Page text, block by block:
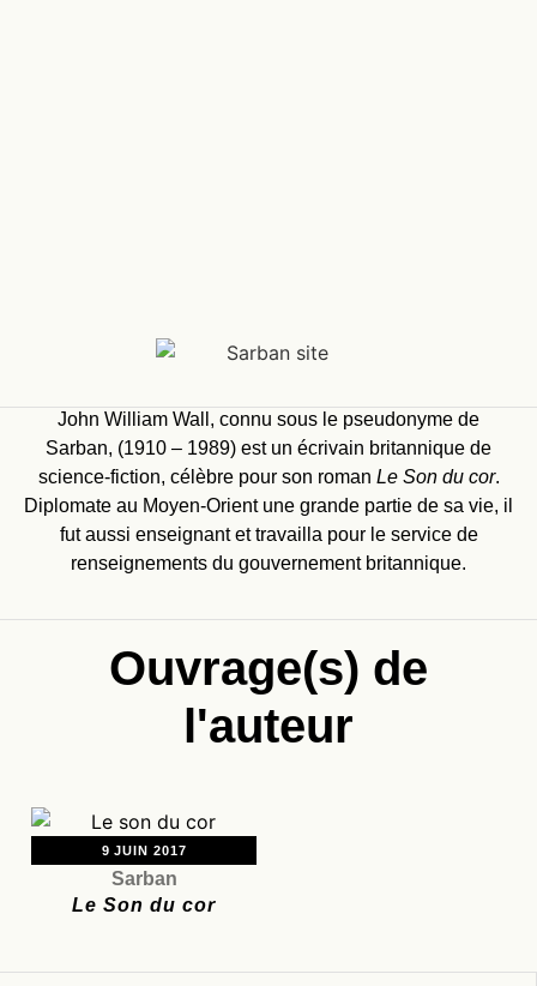
John William Wall, connu sous le pseudonyme de
Sarban, (1910 – 1989) est un écrivain britannique de
science-fiction, célèbre pour son roman Le Son du cor.
Diplomate au Moyen-Orient une grande partie de sa vie, il
fut aussi enseignant et travailla pour le service de
renseignements du gouvernement britannique.
Ouvrage(s) de
l'auteur
9 JUIN 2017
Sarban
Le Son du cor